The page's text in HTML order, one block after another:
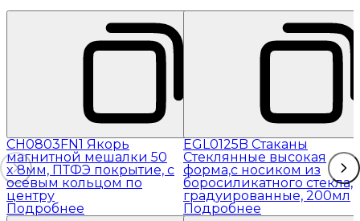
CH0803FN1 Якорь
магнитной мешалки 50
x 8мм, ПТФЭ покрытие, с
осевым кольцом по
центру
Подробнее
EGL0125B Стаканы
Стеклянные высокая
форма,с носиком из
боросиликатного стекла,
градуированные, 200мл
Подробнее